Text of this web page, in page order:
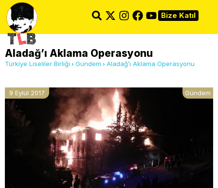
Bize Katıl
Aladağ’ı Aklama Operasyonu
Türkiye Liseliler Birliği Gündem Aladağ’ı Aklama Operasyonu
9 Eylül 2017 Gündem